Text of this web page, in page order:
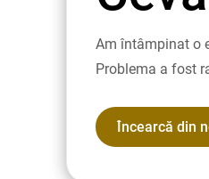
Am întâmpinat o
Problema a fost
Încearcă din